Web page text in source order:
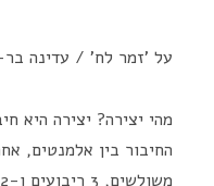
על 'זמר לח' / עדינה